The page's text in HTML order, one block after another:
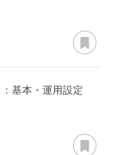
基本・運用設定